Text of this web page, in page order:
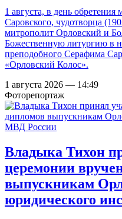
1 августа, в день
Саровского, чудотворца
митрополит Орловский и
Божественную литургию в
преподобного Серафима
«Орловский Колос».
1 августа 2026 — 14:49
Фоторепортаж
Владыка Тихон
церемонии
выпускникам
юридического